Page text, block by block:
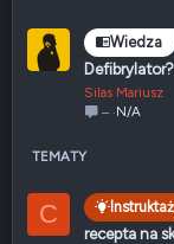
Wiedza
Silas Mariusz
– N/A
TEMATY
C
recepta na